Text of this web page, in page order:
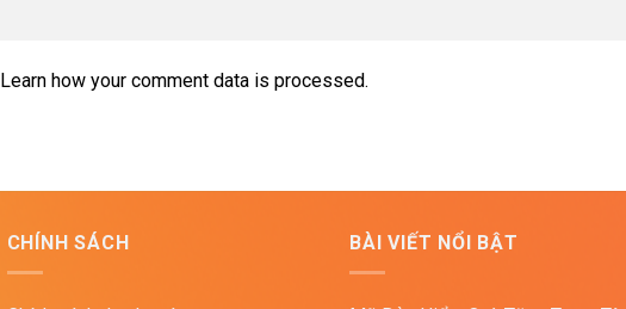
Learn how your comment data is processed.
CHÍNH SÁCH BÀI VIẾT NỔI BẬT